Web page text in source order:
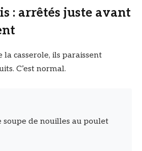
: arrêtés juste avant
casserole, ils paraissent
C’est normal.
soupe de nouilles au poulet